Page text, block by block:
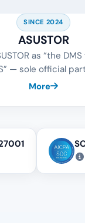
SINCE 2024
ASUSTOR
as “the DMS
— sole official
More